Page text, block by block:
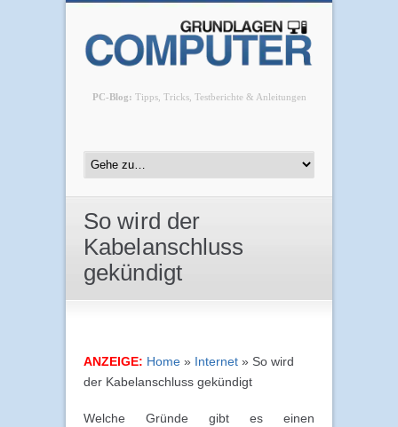
PC-Blog: Tipps, Tricks, Testberichte & Anleitungen
So wird der
Kabelanschluss
gekündigt
ANZEIGE: Home » Internet » So wird
der Kabelanschluss gekündigt
Welche Gründe gibt es einen